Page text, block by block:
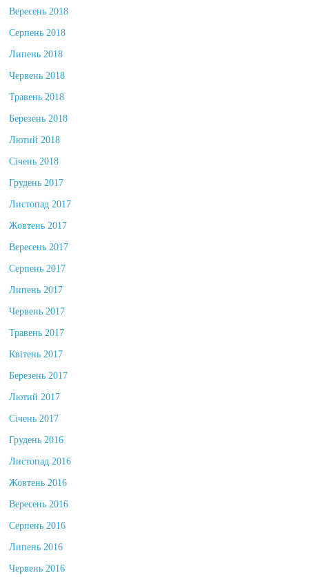
Вересень 2018
Серпень 2018
Липень 2018
Червень 2018
Травень 2018
Березень 2018
Лютий 2018
Січень 2018
Грудень 2017
Листопад 2017
Жовтень 2017
Вересень 2017
Серпень 2017
Липень 2017
Червень 2017
Травень 2017
Квітень 2017
Березень 2017
Лютий 2017
Січень 2017
Грудень 2016
Листопад 2016
Жовтень 2016
Вересень 2016
Серпень 2016
Липень 2016
Червень 2016